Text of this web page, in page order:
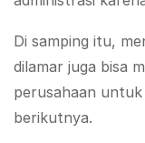
Di samping itu,
dilamar juga bisa
perusahaan
berikutnya.